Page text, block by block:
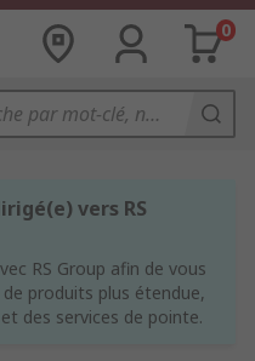
0
vers RS
RS Group afin de vous
produits plus étendue,
des services de pointe.